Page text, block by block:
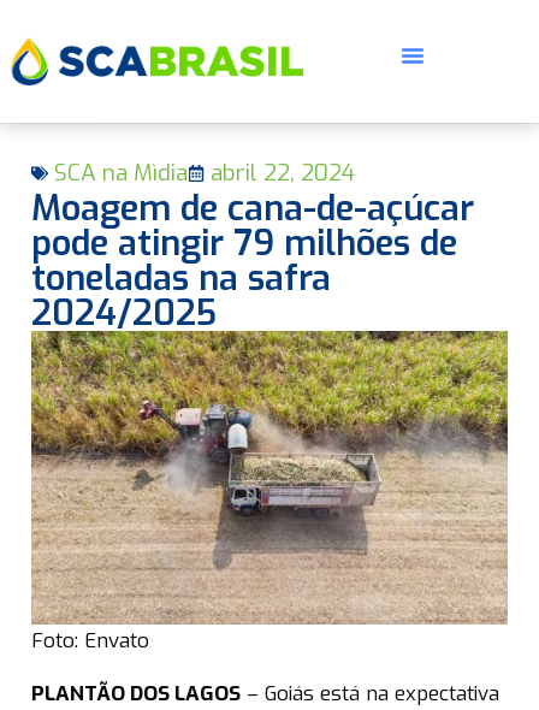
SCA na Mìdia abril 22, 2024
Moagem de cana-de-açúcar
pode atingir 79 milhões de
toneladas na safra
2024/2025
Foto: Envato
PLANTÃO DOS LAGOS – Goiás está na expectativa